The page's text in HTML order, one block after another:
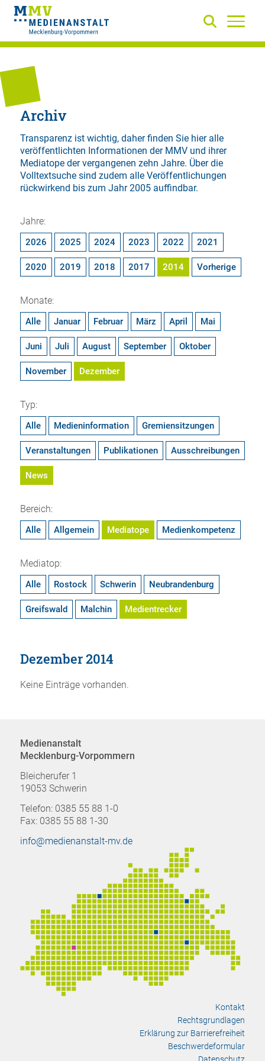
Archiv
Transparenz ist wichtig, daher finden Sie hier alle
veröffentlichten Informationen der MMV und ihrer
Mediatope der vergangenen zehn Jahre. Über die
Volltextsuchesind zudem alle Veröffentlichungen
rückwirkend bis zum Jahr 2005 auffindbar.
Jahre:
2026 2025 2024 2023 2022 2021
2020 2019 2018 2017 2014 Vorherige
Monate:
Alle Januar Februar März April Mai
Juni Juli August September Oktober
November Dezember
Typ:
Alle Medieninformation Gremiensitzungen
Veranstaltungen Publikationen Ausschreibungen
News
Bereich:
Alle Allgemein Mediatope Medienkompetenz
Mediatop:
Alle Rostock Schwerin Neubrandenburg
Greifswald Malchin Medientrecker
Dezember 2014
Keine Einträge vorhanden.
Medienanstalt
Mecklenburg-Vorpommern
Bleicherufer 1
19053 Schwerin
Telefon: 0385 55 88 1-0
Fax: 0385 55 88 1-30
info@medienanstalt-mv.de
Kontakt
Rechtsgrundlagen
Erklärung zur Barrierefreiheit
Beschwerdeformular
Datenschutz